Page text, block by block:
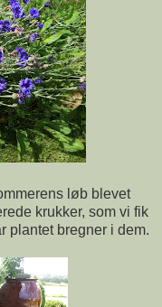
løb blevet
krukker, som vi fik
plantet bregner i dem.